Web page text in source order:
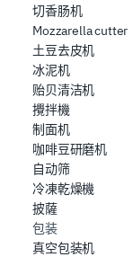
切香肠机
Mozzarella cutter
土豆去皮机
冰泥机
贻贝清洁机
攪拌機
制面机
咖啡豆研磨机
自动筛
冷凍乾燥機
披薩
包装
真空包装机